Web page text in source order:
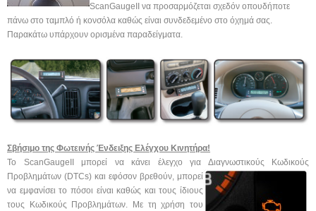
ScanGaugeII να προσαρμόζεται σχεδόν οπουδήποτε
πάνω στο ταμπλό ή κονσόλα καθώς είναι συνδεδεμένο στο όχημά σας.
Παρακάτω υπάρχουν ορισμένα παραδείγματα.
Σβήσιμο της Φωτεινής Ένδειξης Ελέγχου Κινητήρα!
Το ScanGaugeII μπορεί να κάνει έλεγχο για Διαγνωστικούς Κωδικούς
Προβλημάτων (DTCs) και εφόσον βρεθούν, μπορεί
να εμφανίσει το πόσοι είναι καθώς και τους ίδιους
τους Κωδικούς Προβλημάτων. Με τη χρήση του